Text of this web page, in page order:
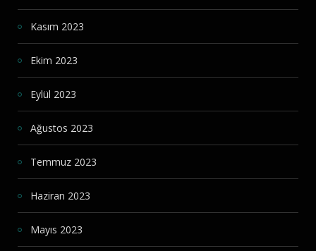
Kasım 2023
Ekim 2023
Eylül 2023
Ağustos 2023
Temmuz 2023
Haziran 2023
Mayıs 2023